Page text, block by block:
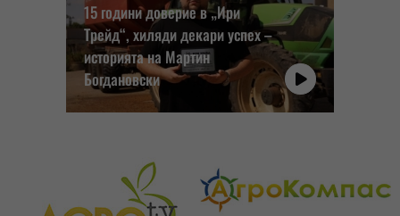
15 години доверие в „Ири
Трейд“, хиляди декари успех –
историята на Мартин
Богдановски